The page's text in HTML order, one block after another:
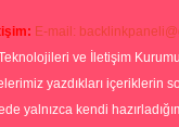
E-mail:
ve İletişim
yazdıkları
yalnızca kendi